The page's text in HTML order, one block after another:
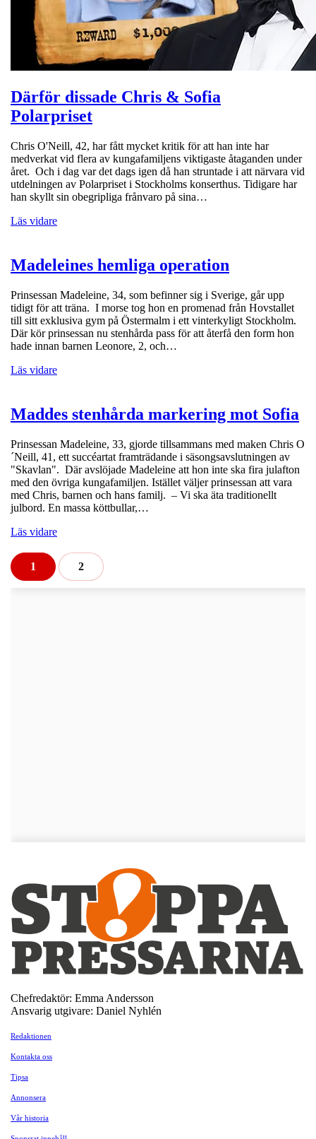
Därför dissade Chris & Sofia
Polarpriset
Chris O'Neill, 42, har fått mycket kritik för att han inte har
medverkat vid flera av kungafamiljens viktigaste åtaganden under
året. Och i dag var det dags igen då han struntade i att närvara vid
utdelningen av Polarpriset i Stockholms konserthus. Tidigare har
han skyllt sin obegripliga frånvaro på sina…
Läs vidare
Madeleines hemliga operation
Prinsessan Madeleine, 34, som befinner sig i Sverige, går upp
tidigt för att träna. I morse tog hon en promenad från Hovstallet
till sitt exklusiva gym på Östermalm i ett vinterkyligt Stockholm.
Där kör prinsessan nu stenhårda pass för att återfå den form hon
hade innan barnen Leonore, 2, och…
Läs vidare
Maddes stenhårda markering mot Sofia
Prinsessan Madeleine, 33, gjorde tillsammans med maken Chris O
´Neill, 41, ett succéartat framträdande i säsongsavslutningen av
"Skavlan". Där avslöjade Madeleine att hon inte ska fira julafton
med den övriga kungafamiljen. Istället väljer prinsessan att vara
med Chris, barnen och hans familj. – Vi ska äta traditionellt
julbord. En massa köttbullar,…
Läs vidare
1 2
Chefredaktör: Emma Andersson
Ansvarig utgivare: Daniel Nyhlén
Redaktionen
Kontakta oss
Tipsa
Annonsera
Vår historia